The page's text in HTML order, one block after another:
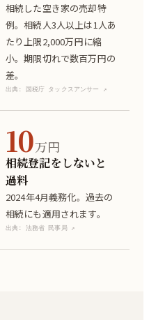
相続した空き家の売却特
例。相続人3人以上は1人あ
たり上限2,000万円に縮
小。期限切れで数百万円の
差。
出典: 国税庁 タックスアンサー ↗
10万円
相続登記をしないと
過料
2024年4月義務化。過去の
相続にも適用されます。
出典: 法務省 民事局↗